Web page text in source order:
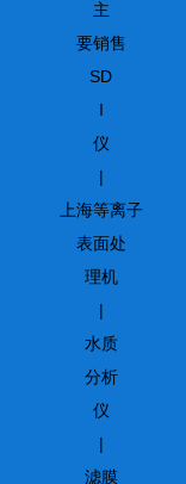
主
要销售
SD
I
仪
|
上海等离子
表面处
理机
|
水质
分析
仪
|
滤膜